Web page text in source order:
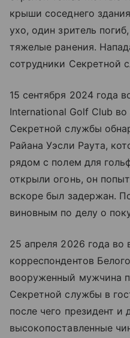
крыши соседнего
ухо, один зритель
тяжелые ранения.
сотрудники Секретной
15 сентября 2024 года
International Golf Club
Секретной службы
Райана Уэсли Раута,
рядом с полем для
открыли огонь, он
вскоре был задержан.
виновным по делу о
25 апреля 2026 года
корреспондентов
вооруженный мужчина
Секретной службы в
после чего президент и
высокопоставленные